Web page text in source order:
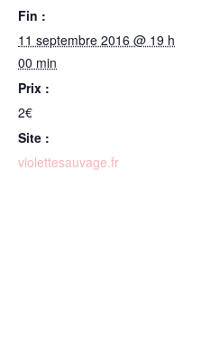
Fin :
11 septembre 2016 @ 19 h
00 min
Prix :
2€
Site :
violettesauvage.fr